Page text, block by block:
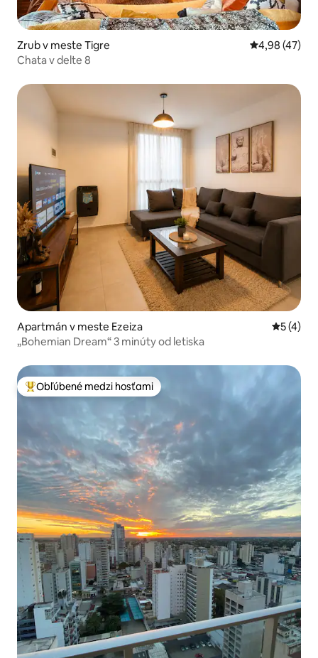
Zrub v meste Tigre Priemerné
4,98 (47)
Chata v delte 8
Apartmán v meste Ezeiza
5 (4)
„Bohemian Dream“ 3 minúty od letiska
Najobľúbenejšie medzi hosťami
Obľúbené medzi hosťami